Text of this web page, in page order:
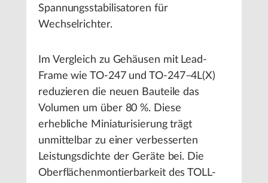
Spannungsstabilisatoren für
Wechselrichter.
Im Vergleich zu Gehäusen mit Lead-
Frame wie TO-247 und TO-247–4L(X)
reduzieren die neuen Bauteile das
Volumen um über 80 %. Diese
erhebliche Miniaturisierung trägt
unmittelbar zu einer verbesserten
Leistungsdichte der Geräte bei. Die
Oberflächenmontierbarkeit des TOLL-